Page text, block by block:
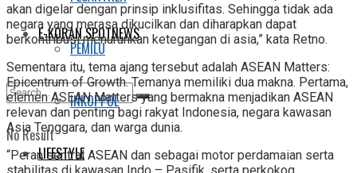
E-KORAN SPOTNEWS
No Result
PEMILU
INKOPPOL
LIFESTYLE
akan digelar dengan prinsip inklusifitas. Sehingga tidak ada
negara yang merasa dikucilkan dan diharapkan dapat
berkontribusi menurunkan ketegangan di asia,” kata Retno.
Sementara itu, tema ajang tersebut adalah ASEAN Matters:
Epicentrum of Growth. Temanya memiliki dua makna. Pertama,
elemen ASEAN Matters yang bermakna menjadikan ASEAN
relevan dan penting bagi rakyat Indonesia, negara kawasan
Asia Tenggara, dan warga dunia.
“Peran sentral ASEAN dan sebagai motor perdamaian serta